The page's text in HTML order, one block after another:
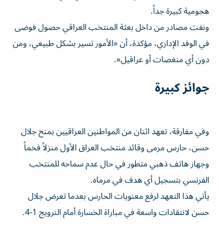
هجومية كبيرة جداً.
ونفت مصادر من داخل بعثة المنتخب العراقي حصول فوضى
في الوفد الإداري، مؤكدة، أن «الأمور تسير بشكل طبيعي، ومن
دون أي منغصات أو عراقيل».
جوائز كبيرة
وفي مفارقة، تعهد اثنان من المواطنين العراقيين بمنح جلال
حسن، حارس مرمى وقائد منتخب العراق الأول منزلاً فخماً
وجهاز هاتف ذهبي متطور في حال عدم سماحه للمنتخب
الفرنسي بتسجيل أي هدف في مرماه.
يأتي هذا التعهد لرفع معنويات الحارس بعدما تعرض جلال
حسن لانتقادات واسعة في مباراة الخسارة أمام النرويج 1-4.